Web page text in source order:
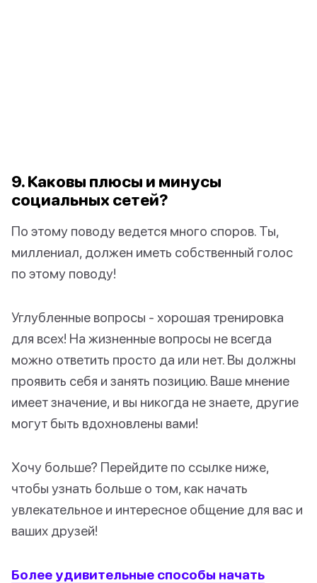
9. Каковы плюсы и минусы
социальных сетей?
По этому поводу ведется много споров. Ты,
миллениал, должен иметь собственный голос
по этому поводу!
Углубленные вопросы - хорошая тренировка
для всех! На жизненные вопросы не всегда
можно ответить просто да или нет. Вы должны
проявить себя и занять позицию. Ваше мнение
имеет значение, и вы никогда не знаете, другие
могут быть вдохновлены вами!
Хочу больше? Перейдите по ссылке ниже,
чтобы узнать больше о том, как начать
увлекательное и интересное общение для вас и
ваших друзей!
Более удивительные способы начать